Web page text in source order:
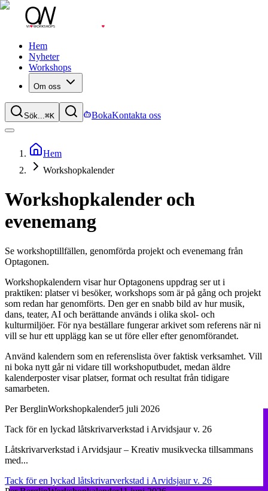
Hem
Nyheter
Workshops
Om oss
Sök...⌘K BokaKontakta oss
Hem
Workshopkalender
Workshopkalender och
evenemang
Se workshoptillfällen, genomförda projekt och evenemang från
Optagonen.
Workshopkalendern visar hur Optagonens uppdrag ser ut i
praktiken: platser vi besöker, workshops som är på gång och projekt
som redan har genomförts. Den ger en snabb bild av hur musik,
dans, teater, AI och berättande används i olika skol- och
kulturmiljöer. För nya beställare fungerar arkivet som referens när ni
vill se hur ett upplägg kan se ut före eller efter genomförandet.
Använd kalendern som en referenslista över faktisk verksamhet. Vill
ni boka nytt går ni vidare till workshoputbudet, medan äldre
kalenderposter visar platser, format och resultat från tidigare
samarbeten.
Per BerglinWorkshopkalender5 juli 2026
Tack för en lyckad låtskrivarverkstad i Arvidsjaur v. 26
Låtskrivarverkstad i Arvidsjaur – Kreativ musikvecka tillsammans
med...
Tack för en lyckad låtskrivarverkstad i Arvidsjaur v. 26